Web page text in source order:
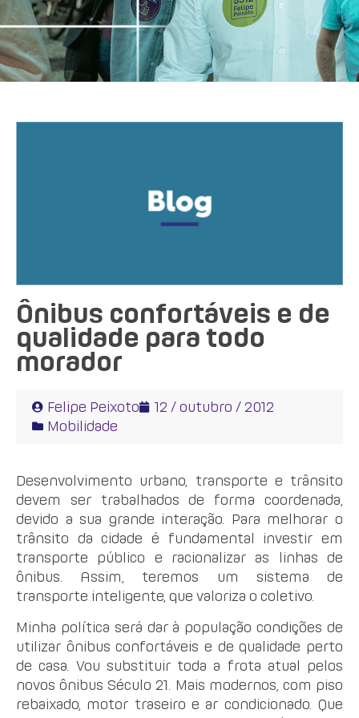
Ônibus confortáveis e de
qualidade para todo
morador
Felipe Peixoto
12 / outubro / 2012
Mobilidade
Desenvolvimento urbano, transporte e trânsito
devem ser trabalhados de forma coordenada,
devido a sua grande interação. Para melhorar o
trânsito da cidade é fundamental investir em
transporte público e racionalizar as linhas de
ônibus. Assim, teremos um sistema de
transporte inteligente, que valoriza o coletivo.
Minha política será dar à população condições de
utilizar ônibus confortáveis e de qualidade perto
de casa. Vou substituir toda a frota atual pelos
novos ônibus Século 21. Mais modernos, com piso
rebaixado, motor traseiro e ar condicionado. Que